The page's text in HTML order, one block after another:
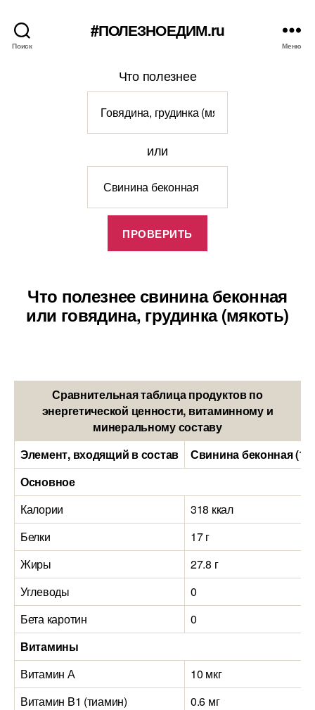
Поиск
#ПОЛЕЗНОЕДИМ.ru
Меню
Что полезнее
или
Что полезнее свинина беконная
или говядина, грудинка (мякоть)
Сравнительная таблица продуктов по
энергетической ценности, витаминному и
минеральному составу
Элемент, входящий в состав
Свинина беконная
Основное
Калории
318 ккал
Белки
17 г
Жиры
27.8 г
Углеводы
0
Бета каротин
0
Витамины
Витамин А
10 мкг
Витамин B1 (тиамин)
0.6 мг